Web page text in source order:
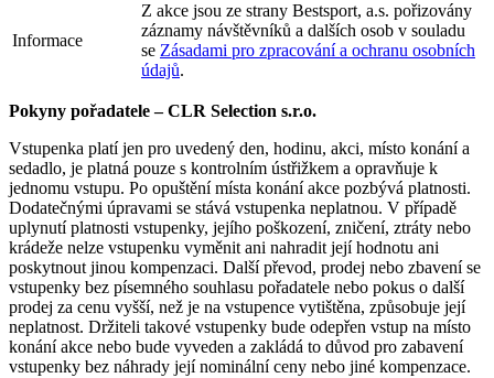
Informace
Z akce jsou ze strany Bestsport, a.s. pořizovány
záznamy návštěvníků a dalších osob v souladu
se Zásadami pro zpracování a ochranu osobních
údajů.
Pokyny pořadatele – CLR Selection s.r.o.
Vstupenka platí jen pro uvedený den, hodinu, akci, místo konání a
sedadlo, je platná pouze s kontrolním ústřižkem a opravňuje k
jednomu vstupu. Po opuštění místa konání akce pozbývá platnosti.
Dodatečnými úpravami se stává vstupenka neplatnou. V případě
uplynutí platnosti vstupenky, jejího poškození, zničení, ztráty nebo
krádeže nelze vstupenku vyměnit ani nahradit její hodnotu ani
poskytnout jinou kompenzaci. Další převod, prodej nebo zbavení se
vstupenky bez písemného souhlasu pořadatele nebo pokus o další
prodej za cenu vyšší, než je na vstupence vytištěna, způsobuje její
neplatnost. Držiteli takové vstupenky bude odepřen vstup na místo
konání akce nebo bude vyveden a zakládá to důvod pro zabavení
vstupenky bez náhrady její nominální ceny nebo jiné kompenzace.